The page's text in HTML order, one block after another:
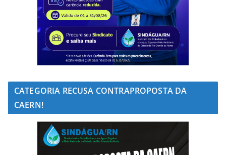
CATEGORIA RECUSA CONTRAPROPOSTA DA
CAERN!